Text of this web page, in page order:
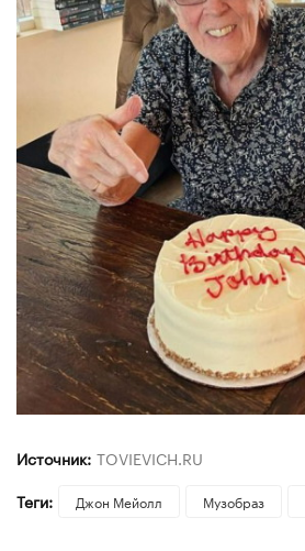
Источник: TOVIEVICH.RU
Теги:
Джон Мейолл Музобраз